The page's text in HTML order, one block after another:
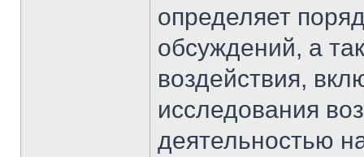
определяет
обсуждений, а
воздействия,
исследования
деятельностью